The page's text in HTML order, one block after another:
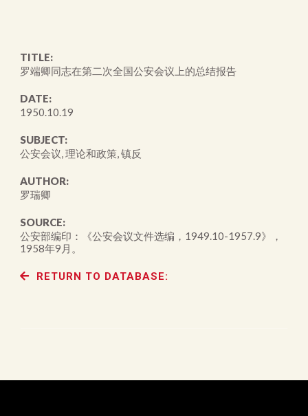
TITLE:
罗端卿同志在第二次全国公安会议上的总结报告
DATE:
1950.10.19
SUBJECT:
公安会议, 理论和政策, 镇反
AUTHOR:
罗瑞卿
SOURCE:
公安部编印：《公安会议文件选编，1949.10-1957.9》，
1958年9月。
RETURN TO DATABASE: